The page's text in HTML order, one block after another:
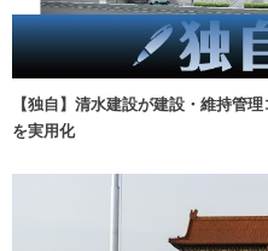
【独自】清水建設が建設・維持管
を実用化